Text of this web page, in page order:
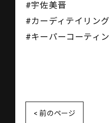
#宇佐美晋
#カーディテイリング
#キーパーコーティ
< 前のページ